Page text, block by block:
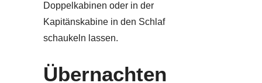
Doppelkabinen oder in der
Kapitänskabine in den Schlaf
schaukeln lassen.
Übernachten